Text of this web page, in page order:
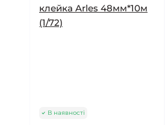
клейка Arles 48мм*10м
(1/72)
В наявності